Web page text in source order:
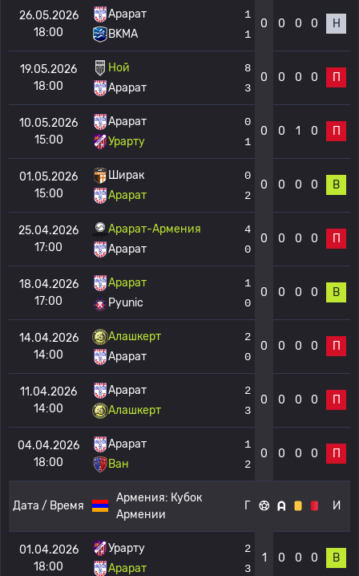
26.05.2026
18:00
Арарат
BKMA
1
1
0 0 0 0 Н
19.05.2026
18:00
Ной
Арарат
8
3
0 0 0 0 П
10.05.2026
15:00
Арарат
Урарту
0
1
0 0 1 0 П
01.05.2026
15:00
Ширак
Арарат
0
2
0 0 0 0 В
25.04.2026
17:00
Арарат-Армения
Арарат
4
0
0 0 0 0 П
18.04.2026
17:00
Арарат
Pyunic
1
0
0 0 0 0 В
14.04.2026
14:00
Алашкерт
Арарат
2
0
0 0 0 0 П
11.04.2026
14:00
Арарат
Алашкерт
2
3
0 0 0 0 П
04.04.2026
18:00
Арарат
Ван
1
2
0 0 0 0 П
Дата / Время
Армения: Кубок
Армении
Г И
01.04.2026
18:00
Урарту
Арарат
2
3
1 0 0 0 В